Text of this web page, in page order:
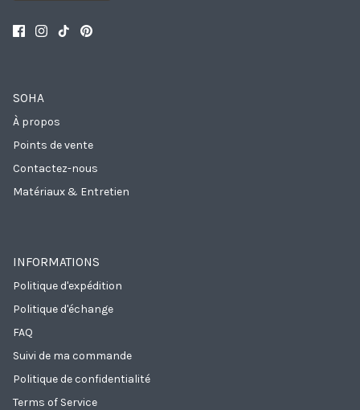
SOHA
À propos
Points de vente
Contactez-nous
Matériaux & Entretien
INFORMATIONS
Politique d'expédition
Politique d'échange
FAQ
Suivi de ma commande
Politique de confidentialité
Terms of Service